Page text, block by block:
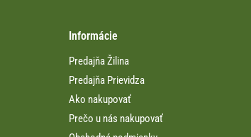
Informácie
Predajňa Žilina
Predajňa Prievidza
Ako nakupovať
Prečo u nás nakupovať